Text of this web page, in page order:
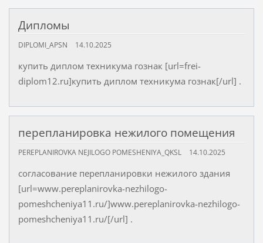
Дипломы
DIPLOMI_APSN 14.10.2025
купить диплом техникума гознак [url=frei-
diplom12.ru]купить диплом техникума гознак[/url] .
перепланировка нежилого помещения
PEREPLANIROVKA NEJILOGO POMESHENIYA_QKSL 14.10.2025
согласование перепланировки нежилого здания
[url=www.pereplanirovka-nezhilogo-
pomeshcheniya11.ru/]www.pereplanirovka-nezhilogo-
pomeshcheniya11.ru/[/url] .